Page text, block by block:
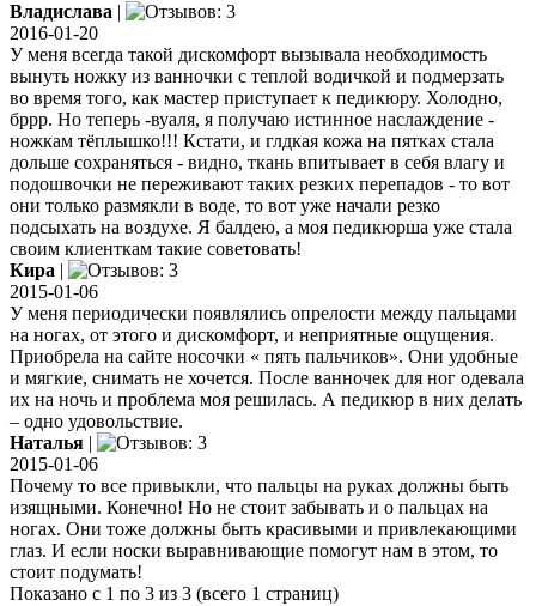
Владислава |
2016-01-20
У меня всегда такой дискомфорт вызывала необходимость
вынуть ножку из ванночки с теплой водичкой и подмерзать
во время того, как мастер приступает к педикюру. Холодно,
бррр. Но теперь -вуаля, я получаю истинное наслаждение -
ножкам тёплышко!!! Кстати, и глдкая кожа на пятках стала
дольше сохраняться - видно, ткань впитывает в себя влагу и
подошвочки не переживают таких резких перепадов - то вот
они только размякли в воде, то вот уже начали резко
подсыхать на воздухе. Я балдею, а моя педикюрша уже стала
своим клиенткам такие советовать!
Кира |
2015-01-06
У меня периодически появлялись опрелости между пальцами
на ногах, от этого и дискомфорт, и неприятные ощущения.
Приобрела на сайте носочки « пять пальчиков». Они удобные
и мягкие, снимать не хочется. После ванночек для ног одевала
их на ночь и проблема моя решилась. А педикюр в них делать
– одно удовольствие.
Наталья |
2015-01-06
Почему то все привыкли, что пальцы на руках должны быть
изящными. Конечно! Но не стоит забывать и о пальцах на
ногах. Они тоже должны быть красивыми и привлекающими
глаз. И если носки выравнивающие помогут нам в этом, то
стоит подумать!
Показано с 1 по 3 из 3 (всего 1 страниц)